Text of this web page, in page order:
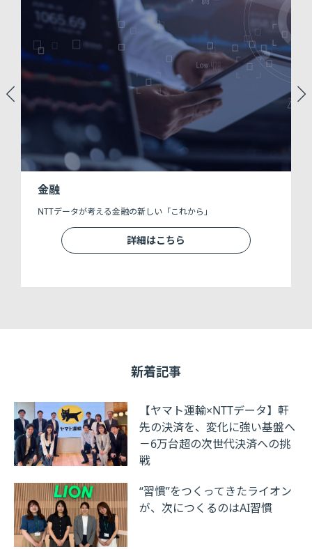
新着記事
【ヤマト運輸×NTTデータ】軒
先の決済を、変化に強い基盤へ
－6万台超の次世代決済への挑
戦
“習慣”をつくってきたライオン
が、次につくるのはAI習慣
金融
NTTデータが考える金融の新しい「これから」
詳細はこちら